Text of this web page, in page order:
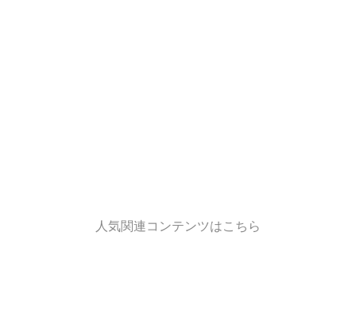
人気関連コンテンツはこちら